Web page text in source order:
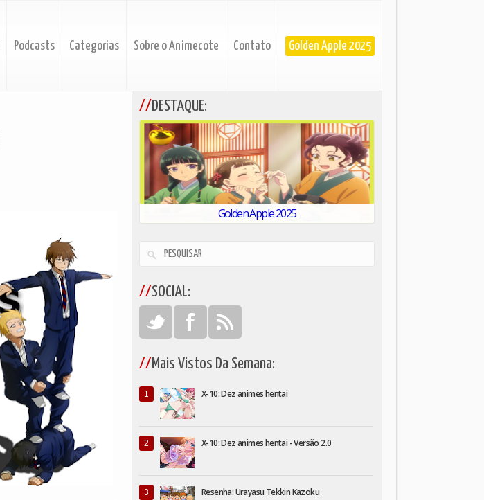
Podcasts Categorias Sobre o Animecote Contato Golden Apple 2025
DESTAQUE:
Golden Apple 2025
SOCIAL:
Mais Vistos Da Semana:
X-10: Dez animes hentai
X-10: Dez animes hentai - Versão 2.0
Resenha: Urayasu Tekkin Kazoku